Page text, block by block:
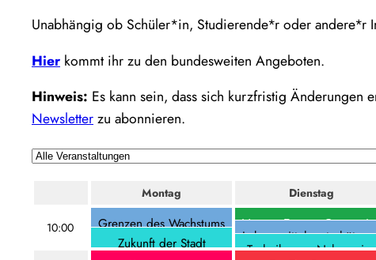
Unabhängig ob Schüler*in, Studierende*r oder andere*r
Hier kommt ihr zu den bundesweiten Angeboten.
Hinweis: Es kann sein, dass sich kurzfristig Änderungen
Newsletterzu abonnieren.
Montag Dienstag
10:00 Grenzen des Wachstums
10:00 –13:00
Zukunft der Stadt
Vortrag Energy
and Mobility: Hydrogen
Technik ganz Nah – eine